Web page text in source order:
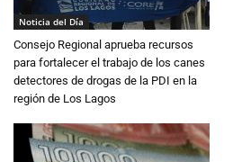
Noticia del Día
Consejo Regional aprueba recursos
para fortalecer el trabajo de los canes
detectores de drogas de la PDI en la
región de Los Lagos